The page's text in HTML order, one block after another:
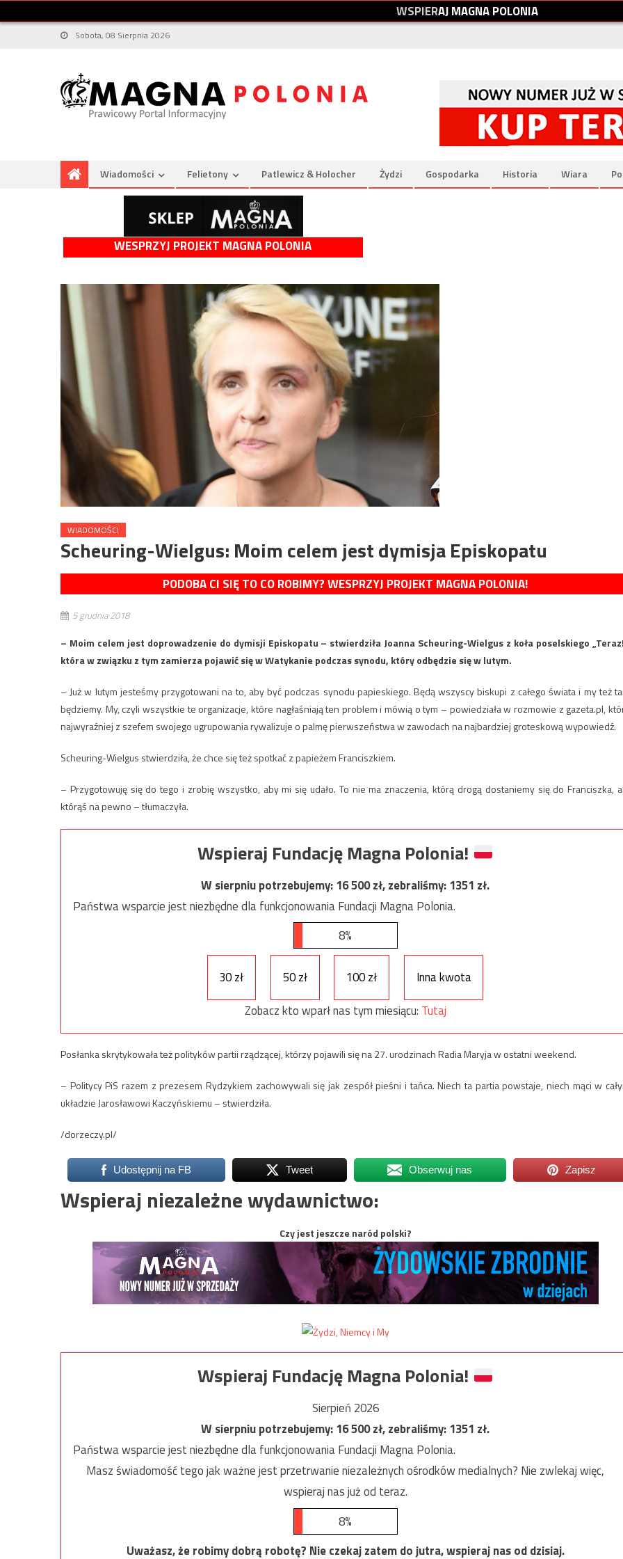
WSPIERAJMAGNAPOLONIA
Sobota, 08 Sierpnia 2026
Wiadomości Felietony Patlewicz & Holocher Żydzi Gospodarka Historia Wiara
WESPRZYJ PROJEKT MAGNA POLONIA
WIADOMOŚCI
Scheuring-Wielgus: Moim celem jest dymisja Episkopatu
PODOBA CI SIĘ TO CO ROBIMY? WESPRZYJ PROJEKT MAGNA POLONIA!
5 grudnia 2018
– Moim celem jest doprowadzenie do dymisji Episkopatu – stwierdziła Joanna Scheuring-Wielgus z koła poselskiego
która w związku z tym zamierza pojawić się w Watykanie podczas synodu, który odbędzie się w lutym.
– Już w lutym jesteśmy przygotowani na to, aby być podczas synodu papieskiego. Będą wszyscy biskupi z całego świata i my też
będziemy. My, czyli wszystkie te organizacje, które nagłaśniają ten problem i mówią o tym – powiedziała w rozmowie z gazeta.pl,
najwyraźniej z szefem swojego ugrupowania rywalizuje o palmę pierwszeństwa w zawodach na najbardziej groteskową wypowiedź.
Scheuring-Wielgus stwierdziła, że chce się też spotkać z papieżem Franciszkiem.
– Przygotowuję się do tego i zrobię wszystko, aby mi się udało. To nie ma znaczenia, którą drogą dostaniemy się do Franciszka,
którąś na pewno – tłumaczyła.
Wspieraj Fundację Magna Polonia!
W sierpniu potrzebujemy:16 500zł, zebraliśmy:1351 zł.
Państwa wsparcie jest niezbędne dla funkcjonowania Fundacji Magna Polonia.
8%
30 zł 50 zł 100 zł
Inna kwota
Zobacz kto wparł nas tym miesiącu: Tutaj
Posłanka skrytykowała też polityków partii rządzącej, którzy pojawili się na 27. urodzinach Radia Maryja w ostatni weekend.
– Politycy PiS razem z prezesem Rydzykiem zachowywali się jak zespół pieśni i tańca. Niech ta partia powstaje, niech mąci w
układzie Jarosławowi Kaczyńskiemu – stwierdziła.
/dorzeczy.pl/
Udostępnij na FB Tweet Obserwuj nas Zapisz
Wspieraj niezależne wydawnictwo:
Czy jest jeszcze naród polski?
Wspieraj Fundację Magna Polonia!
Sierpień 2026
W sierpniu potrzebujemy:16 500zł, zebraliśmy:1351 zł.
Państwa wsparcie jest niezbędne dla funkcjonowania Fundacji Magna Polonia.
Masz świadomość tego jak ważne jest przetrwanie niezależnych ośrodków medialnych? Nie zwlekaj więc,
wspieraj nas już od teraz.
8%
Uważasz, że robimy dobrą robotę? Nie czekaj zatem do jutra, wspieraj nas od dzisiaj.